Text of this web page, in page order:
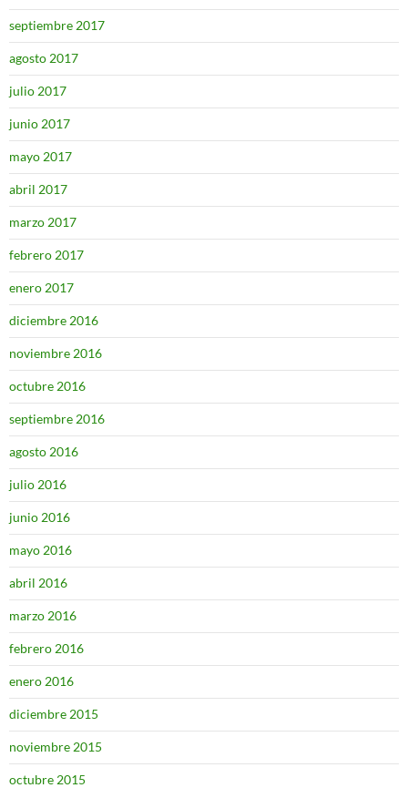
septiembre 2017
agosto 2017
julio 2017
junio 2017
mayo 2017
abril 2017
marzo 2017
febrero 2017
enero 2017
diciembre 2016
noviembre 2016
octubre 2016
septiembre 2016
agosto 2016
julio 2016
junio 2016
mayo 2016
abril 2016
marzo 2016
febrero 2016
enero 2016
diciembre 2015
noviembre 2015
octubre 2015